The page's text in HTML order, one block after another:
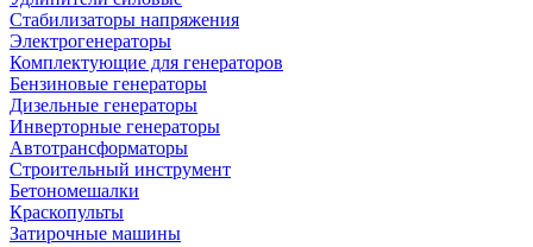
Стабилизаторы напряжения
Электрогенераторы
Комплектующие для генераторов
Бензиновые генераторы
Дизельные генераторы
Инверторные генераторы
Автотрансформаторы
Строительный инструмент
Бетономешалки
Краскопульты
Затирочные машины